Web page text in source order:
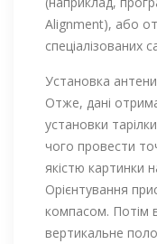
Alignment), або
спеціалізованих
Установка
Отже, дані
установки
чого провести
якістю картинки
Орієнтування
компасом. Потім
вертикальне